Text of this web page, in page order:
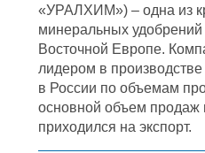
«УРАЛХИМ») – одна из
минеральных
Восточной Европе.
лидером в
в России по объемам
основной объем
приходился на экспорт.